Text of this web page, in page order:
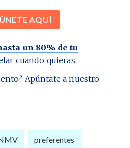
ÚNETE AQUÍ
un 80% de tu
cuando quieras.
Apúntate a nuestro
preferentes